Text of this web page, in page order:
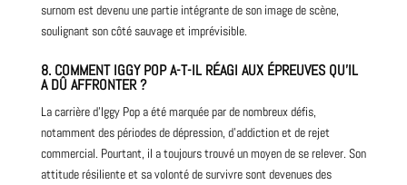
surnom est devenu une partie intégrante de son image de scène,
soulignant son côté sauvage et imprévisible.
8. COMMENT IGGY POP A-T-IL RÉAGI AUX ÉPREUVES QU’IL
A DÛ AFFRONTER ?
La carrière d’Iggy Pop a été marquée par de nombreux défis,
notamment des périodes de dépression, d’addiction et de rejet
commercial. Pourtant, il a toujours trouvé un moyen de se relever. Son
attitude résiliente et sa volonté de survivre sont devenues des